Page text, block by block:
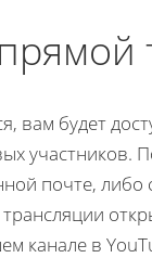
вам будет
почте,
канале в